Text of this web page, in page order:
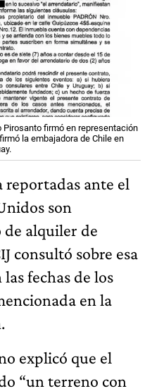
Pirosanto firmó en representación
la embajadora de Chile en
reportadas ante el
son
alquiler de
consultó sobre esa
fechas de los
en la
explicó que el
“un terreno con